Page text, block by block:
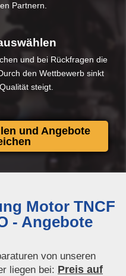
Partnern.
und bei Rückfragen die
Durch den Wettbewerb sinkt
steigt.​
und Angebote
Motor TNCF
- Angebote
von unseren
liegen bei: Preis auf